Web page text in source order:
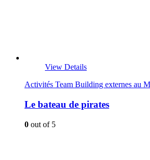
View Details
Activités Team Building externes au
Le bateau de pirates
0 out of 5